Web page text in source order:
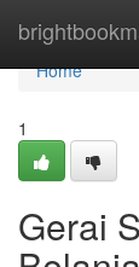
Home
Home
1
Gerai